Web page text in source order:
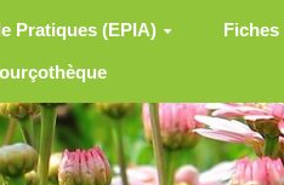
Pratiques (EPIA)